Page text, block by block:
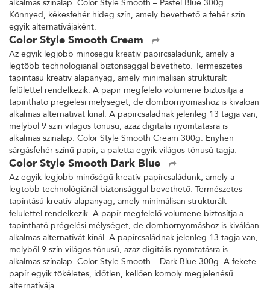
alkalmas színalap. Color Style Smooth – Pastel Blue 300g.
Könnyed, kékesfehér hideg szín, amely bevethető a fehér szín
egyik alternatívájaként.
Color Style Smooth Cream
Az egyik legjobb minőségű kreatív papírcsaládunk, amely a
legtöbb technológiánál biztonsággal bevethető. Természetes
tapintású kreatív alapanyag, amely minimálisan strukturált
felülettel rendelkezik. A papír megfelelő volumene biztosítja a
tapintható prégelési mélységet, de dombornyomáshoz is kiválóan
alkalmas alternatívát kínál. A papírcsaládnak jelenleg 13 tagja van,
melyből 9 szín világos tónusú, azaz digitális nyomtatásra is
alkalmas színalap. Color Style Smooth Cream 300g: Enyhén
sárgásfehér színű papír, a paletta egyik világos tónusú tagja.
Color Style Smooth Dark Blue
Az egyik legjobb minőségű kreatív papírcsaládunk, amely a
legtöbb technológiánál biztonsággal bevethető. Természetes
tapintású kreatív alapanyag, amely minimálisan strukturált
felülettel rendelkezik. A papír megfelelő volumene biztosítja a
tapintható prégelési mélységet, de dombornyomáshoz is kiválóan
alkalmas alternatívát kínál. A papírcsaládnak jelenleg 13 tagja van,
melyből 9 szín világos tónusú, azaz digitális nyomtatásra is
alkalmas színalap. Color Style Smooth – Dark Blue 300g. A fekete
papír egyik tökéletes, időtlen, kellően komoly megjelenésű
alternatívája.